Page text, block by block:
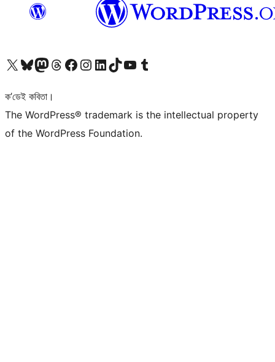
আমাৰ X (আগৰ Twitter) একাউণ্টলৈ যাওকআমাৰ Bluesky একাউণ্টলৈ যাওকআমাৰ Mastodon একাউণ্টলৈ যাওকআমাৰ Threads একাউণ্টলৈ যাওকআমাৰ Facebook পৃষ্ঠালৈ যাওকআমাৰ Instagram একাউণ্টলৈ যাওকআমাৰ LinkedIn একাউণ্টলৈ যাওকআমাৰ TikTok একাউণ্টলৈ যাওকআমাৰ YouTube চেনেললৈ যাওকআমাৰ Tumblr একাউণ্টলৈ যাওক
ক’ডেই কবিতা।
The WordPress® trademark is the intellectual property
of the WordPress Foundation.